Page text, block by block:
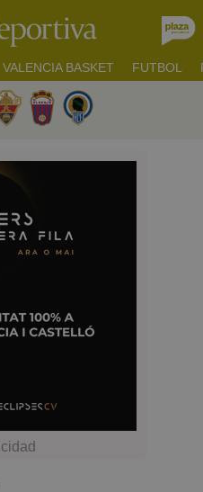
VALENCIA BASKET FUTBOL